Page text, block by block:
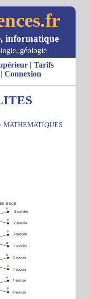
informatique
géologie
| Tarifs
| Connexion
MATHEMATIQUES